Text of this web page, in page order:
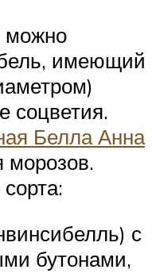
можно
имеющий
соцветия.
Белла Анна
морозов.
с
бутонами,